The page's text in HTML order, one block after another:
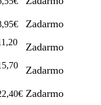
Zadarmo
Zadarmo
Zadarmo
Zadarmo